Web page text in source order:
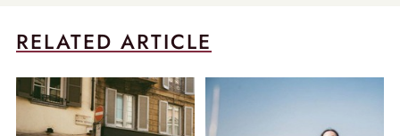
RELATED ARTICLE